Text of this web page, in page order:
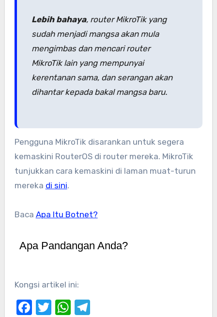
Lebih bahaya, router MikroTik yang
sudah menjadi mangsa akan mula
mengimbas dan mencari router
MikroTik lain yang mempunyai
kerentanan sama, dan serangan akan
dihantar kepada bakal mangsa baru.
Pengguna MikroTik disarankan untuk segera
kemaskini RouterOS di router mereka. MikroTik
tunjukkan cara kemaskini di laman muat-turun
mereka di sini.
Baca Apa Itu Botnet?
Apa Pandangan Anda?
Kongsi artikel ini:
Facebook
Twitter
WhatsApp
Telegram